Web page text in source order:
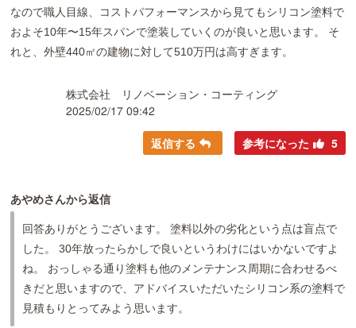
なので職人目線、コストパフォーマンスから見てもシリコン塗料で
およそ10年〜15年スパンで塗装していくのが良いと思います。 そ
れと、外壁440㎡の建物に対して510万円は高すぎます。
株式会社 リノベーション・コーティング
2025/02/17 09:42
返信する 参考になった 5
あやめさんから返信
回答ありがとうございます。 塗料以外の劣化という点は盲点で
した。 30年放ったらかしで良いというわけにはいかないですよ
ね。 おっしゃる通り塗料も他のメンテナンス周期に合わせるべ
きだと思いますので、アドバイスいただいたシリコン系の塗料で
見積もりとってみよう思います。